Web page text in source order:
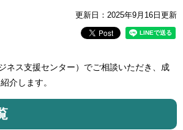
更新日：2025年9月16日更新
ネス支援センター）でご相談いただき、成
介します。